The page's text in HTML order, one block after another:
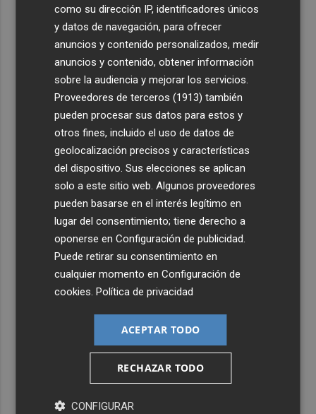
como su dirección IP, identificadores únicos
y datos de navegación, para ofrecer
anuncios y contenido personalizados, medir
anuncios y contenido, obtener información
sobre la audiencia y mejorar los servicios.
Proveedores de terceros (1913) también
pueden procesar sus datos para estos y
otros fines, incluido el uso de datos de
geolocalización precisos y características
del dispositivo. Sus elecciones se aplican
solo a este sitio web. Algunos proveedores
pueden basarse en el interés legítimo en
lugar del consentimiento; tiene derecho a
oponerse enConfiguración de publicidad.
Puede retirar su consentimiento en
cualquier momento enConfiguración de
cookies.Política de privacidad
ACEPTAR TODO
RECHAZAR TODO
CONFIGURAR